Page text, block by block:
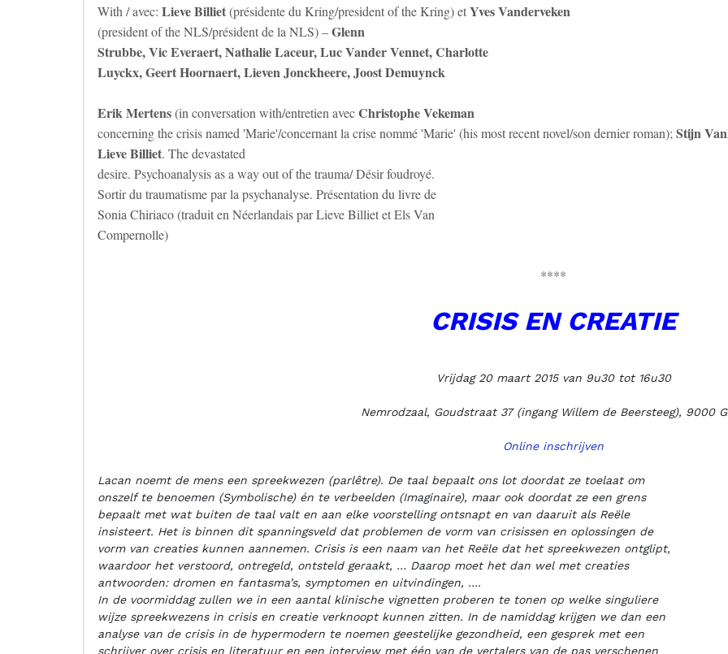
With / avec: Lieve Billiet(présidente du Kring/president of the Kring) etYves Vanderveken
(president of the NLS/président de la NLS) –Glenn
Strubbe, Vic Everaert, Nathalie Laceur, Luc Vander Vennet, Charlotte
Luyckx, Geert Hoornaert, Lieven Jonckheere, Joost Demuynck
Erik Mertens(in conversation with/entretien avecChristophe Vekeman
concerning the crisis named 'Marie'/concernant la crise nommé 'Marie' (his most recent novel/son dernier roman); Stijn
Lieve Billiet. The devastated
desire. Psychoanalysis as a way out of the trauma/ Désir foudroyé.
Sortir du traumatisme par la psychanalyse. Présentation du livre de
Sonia Chiriaco (traduit en Néerlandais par Lieve Billiet et Els Van
Compernolle)
****
CRISIS EN CREATIE
Vrijdag 20 maart 2015 van 9u30 tot 16u30
Nemrodzaal, Goudstraat 37 (ingang Willem de Beersteeg), 9000
Online inschrijven
Lacan noemt de mens een spreekwezen (parlêtre). De taal bepaalt ons lot doordat ze toelaat om
onszelf te benoemen (Symbolische) én te verbeelden (Imaginaire), maar ook doordat ze een grens
bepaalt met wat buiten de taal valt en aan elke voorstelling ontsnapt en van daaruit als Reële
insisteert. Het is binnen dit spanningsveld dat problemen de vorm van crisissen en oplossingen de
vorm van creaties kunnen aannemen. Crisis is een naam van het Reële dat het spreekwezen ontglipt,
waardoor het verstoord, ontregeld, ontsteld geraakt, … Daarop moet het dan wel met creaties
antwoorden: dromen en fantasma’s, symptomen en uitvindingen, ….
In de voormiddag zullen we in een aantal klinische vignetten proberen te tonen op welke singuliere
wijze spreekwezens in crisis en creatie verknoopt kunnen zitten. In de namiddag krijgen we dan een
analyse van de crisis in de hypermodern te noemen geestelijke gezondheid, een gesprek met een
schrijver over crisis en literatuur en een interview met één van de vertalers van de pas verschenen